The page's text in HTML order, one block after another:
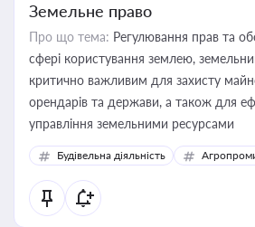
Земельне право
Про що тема: Регулювання прав та
сфері користування землею,
критично важливим для захисту
орендарів та держави, а також для
управління земельними ресурсами
Будівельна діяльність